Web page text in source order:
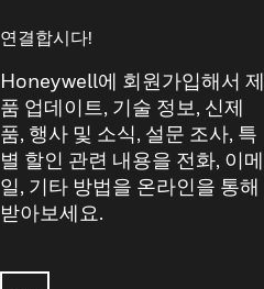
연결합시다!
Honeywell에 회원가입해서 제
품 업데이트, 기술 정보, 신제
품, 행사 및 소식, 설문 조사, 특
별 할인 관련 내용을 전화, 이메
일, 기타 방법을 온라인을 통해
받아보세요.